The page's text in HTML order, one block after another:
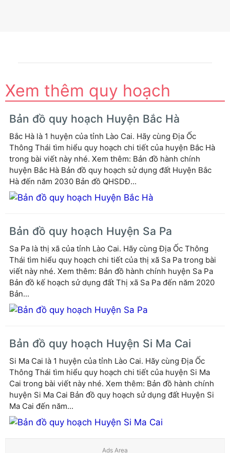
Xem thêm quy hoạch
Bản đồ quy hoạch Huyện Bắc Hà
Bắc Hà là 1 huyện của tỉnh Lào Cai. Hãy cùng Địa Ốc
Thông Thái tìm hiểu quy hoạch chi tiết của huyện Bắc Hà
trong bài viết này nhé. Xem thêm: Bản đồ hành chính
huyện Bắc Hà Bản đồ quy hoạch sử dụng đất Huyện Bắc
Hà đến năm 2030 Bản đồ QHSDĐ...
Bản đồ quy hoạch Huyện Sa Pa
Sa Pa là thị xã của tỉnh Lào Cai. Hãy cùng Địa Ốc Thông
Thái tìm hiểu quy hoạch chi tiết của thị xã Sa Pa trong bài
viết này nhé. Xem thêm: Bản đồ hành chính huyện Sa Pa
Bản đồ kế hoạch sử dụng đất Thị xã Sa Pa đến năm 2020
Bản...
Bản đồ quy hoạch Huyện Si Ma Cai
Si Ma Cai là 1 huyện của tỉnh Lào Cai. Hãy cùng Địa Ốc
Thông Thái tìm hiểu quy hoạch chi tiết của huyện Si Ma
Cai trong bài viết này nhé. Xem thêm: Bản đồ hành chính
huyện Si Ma Cai Bản đồ quy hoạch sử dụng đất Huyện Si
Ma Cai đến năm...